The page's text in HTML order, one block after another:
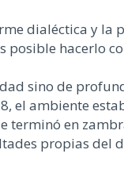
dialéctica y la
posible hacerlo
sino de
el ambiente
en
propias del